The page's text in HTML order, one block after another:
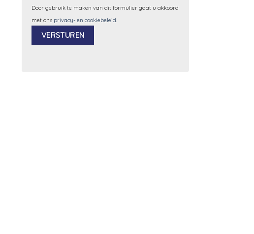
Door gebruik te maken van dit formulier gaat u akkoord
met ons privacy- en cookiebeleid.